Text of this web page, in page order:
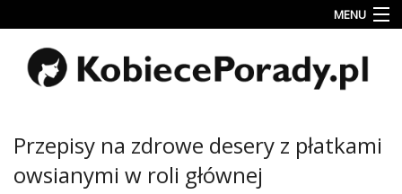
MENU
Uroda
Miłość
Rodzina
&
Przepisy na zdrowe desery z płatkami
owsianymi w roli głównej